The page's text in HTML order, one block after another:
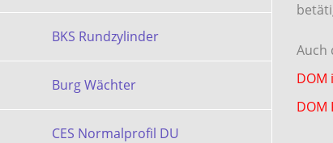
BKS Rundzylinder
Burg Wächter
CES Normalprofil DU
Auch
DOM
DOM